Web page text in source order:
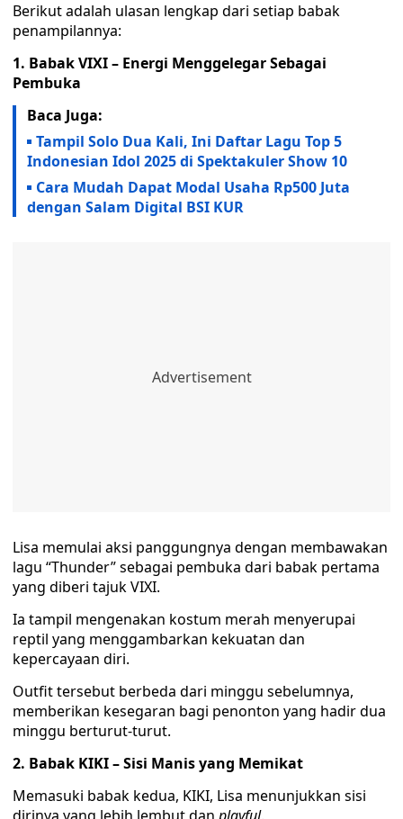
Berikut adalah ulasan lengkap dari setiap babak
penampilannya:
1. Babak VIXI – Energi Menggelegar Sebagai
Pembuka
Baca Juga:
Tampil Solo Dua Kali, Ini Daftar Lagu Top 5
Indonesian Idol 2025 di Spektakuler Show 10
Cara Mudah Dapat Modal Usaha Rp500 Juta
dengan Salam Digital BSI KUR
Lisa memulai aksi panggungnya dengan membawakan
lagu “Thunder” sebagai pembuka dari babak pertama
yang diberi tajuk VIXI.
Ia tampil mengenakan kostum merah menyerupai
reptil yang menggambarkan kekuatan dan
kepercayaan diri.
Outfit tersebut berbeda dari minggu sebelumnya,
memberikan kesegaran bagi penonton yang hadir dua
minggu berturut-turut.
2. Babak KIKI – Sisi Manis yang Memikat
Memasuki babak kedua, KIKI, Lisa menunjukkan sisi